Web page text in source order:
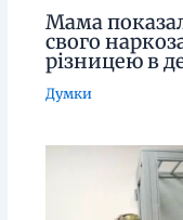
Мама
свого
різницею в
Думки